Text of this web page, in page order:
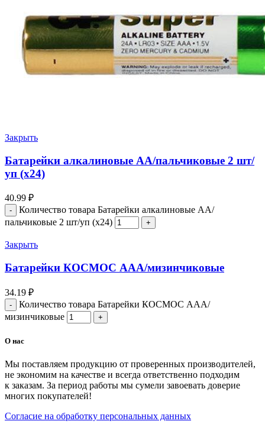
Закрыть
Батарейки алкалиновые АА/пальчиковые 2 шт/
уп (х24)
40.99 ₽
Количество товара Батарейки алкалиновые АА/
пальчиковые 2 шт/уп (х24)
Закрыть
Батарейки КОСМОС ААА/мизинчиковые
34.19 ₽
Количество товара Батарейки КОСМОС ААА/
мизинчиковые
О нас
Мы поставляем продукцию от проверенных производителей,
не экономим на качестве и всегда ответственно подходим
к заказам. За период работы мы сумели завоевать доверие
многих покупателей!
Согласие на обработку персональных данных